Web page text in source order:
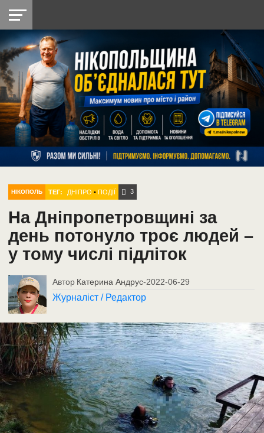
НІКОПОЛЬ
РАЙОН
СІЧЕСЛАВСЬКА
УКРАЇНА
РЕТРО
НІКОПОЛЬ
ЛАЙТ
УКРАЇНА
ДОПОМОГА
РАДІО
НІКОПОЛЬ ТЕГ: ДНІПРО •ПОДІЇ 3
На Дніпропетровщині за
день потонуло троє людей –
у тому числі підліток
Автор Катерина Андрус-2022-06-29
Журналіст / Редактор